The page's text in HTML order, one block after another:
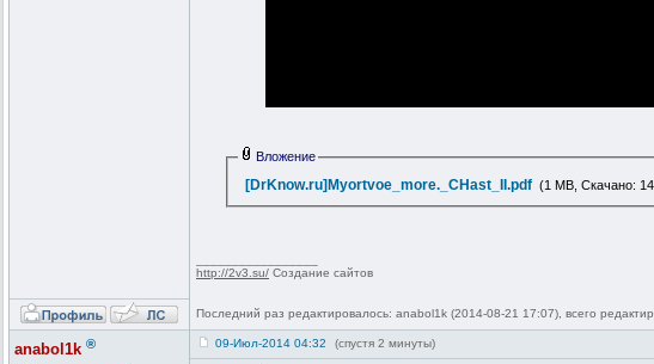
Вложение
[DrKnow.ru]Myortvoe_more._CHast_II.pdf (1 MB, Скачано:
http://2v3.su/ Создание сайтов
Последний раз редактировалось: anabol1k (2014-08-21 17:07), всего
anabol1k ® 09-Июл-2014 04:32 (спустя 2 минуты)